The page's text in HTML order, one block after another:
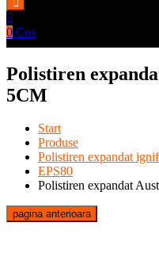
0 Cos
Polistiren
5CM
Start
Produse
Polistiren expandat
EPS80
Polistiren expandat
pagina anterioara